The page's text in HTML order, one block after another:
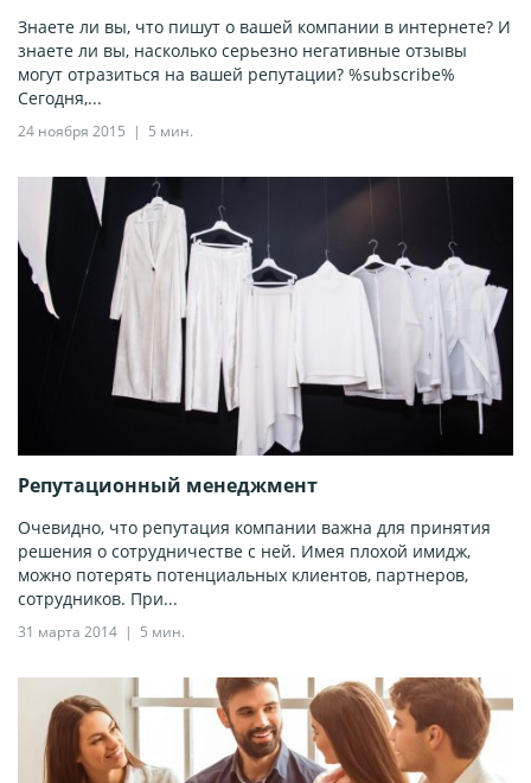
Знаете ли вы, что пишут о вашей компании в интернете? И
знаете ли вы, насколько серьезно негативные отзывы
могут отразиться на вашей репутации? %subscribe%
Сегодня,...
24 ноября 2015 5 мин.
Репутационный менеджмент
Очевидно, что репутация компании важна для принятия
решения о сотрудничестве с ней. Имея плохой имидж,
можно потерять потенциальных клиентов, партнеров,
сотрудников. При...
31 марта 2014 5 мин.